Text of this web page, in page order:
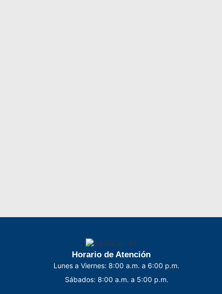
Horario de Atención
Lunes a Viernes: 8:00 a.m. a 6:00 p.m.
Sábados: 8:00 a.m. a 5:00 p.m.